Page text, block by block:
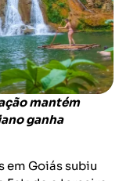
mantém
ganha
em Goiás subiu